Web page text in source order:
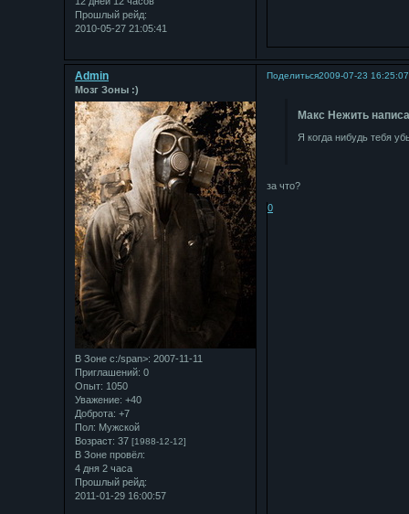
Прошлый рейд:
2010-05-27 21:05:41
Поделиться2009-07-23 16:25:07
Admin
Мозг Зоны :)
В Зоне с:/span>: 2007-11-11
Приглашений: 0
Опыт: 1050
Уважение: +40
Доброта: +7
Пол: Мужской
Возраст: 37 [1988-12-12]
В Зоне провёл:
4 дня 2 часа
Прошлый рейд:
2011-01-29 16:00:57
Макс Нежить
Я когда нибудь тебя
за что?
0